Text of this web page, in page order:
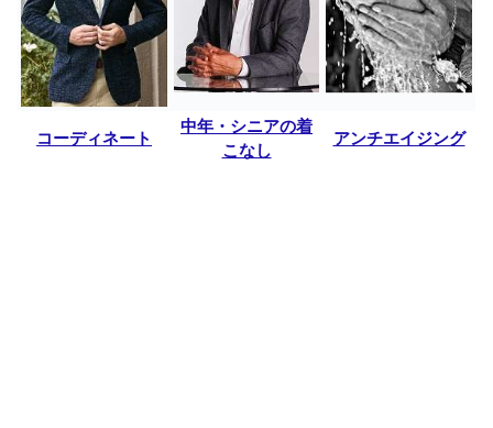
コーディネート
中年・シニアの着
こなし
アンチエイジング